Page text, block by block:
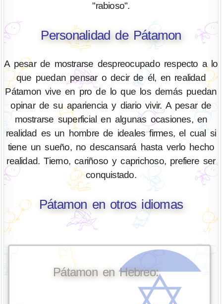
"rabioso".
Personalidad de Pátamon
A pesar de mostrarse despreocupado respecto a lo
que puedan pensar o decir de él, en realidad
Pátamon vive en pro de lo que los demás puedan
opinar de su apariencia y diario vivir. A pesar de
mostrarse superficial en algunas ocasiones, en
realidad es un hombre de ideales firmes, el cual si
tiene un sueño, no descansará hasta verlo hecho
realidad. Tierno, cariñoso y caprichoso, prefiere ser
conquistado.
Pátamon en otros idiomas
Pátamon en Hebreo: